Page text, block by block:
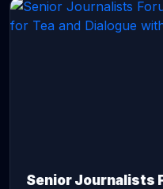
Senior Journalists